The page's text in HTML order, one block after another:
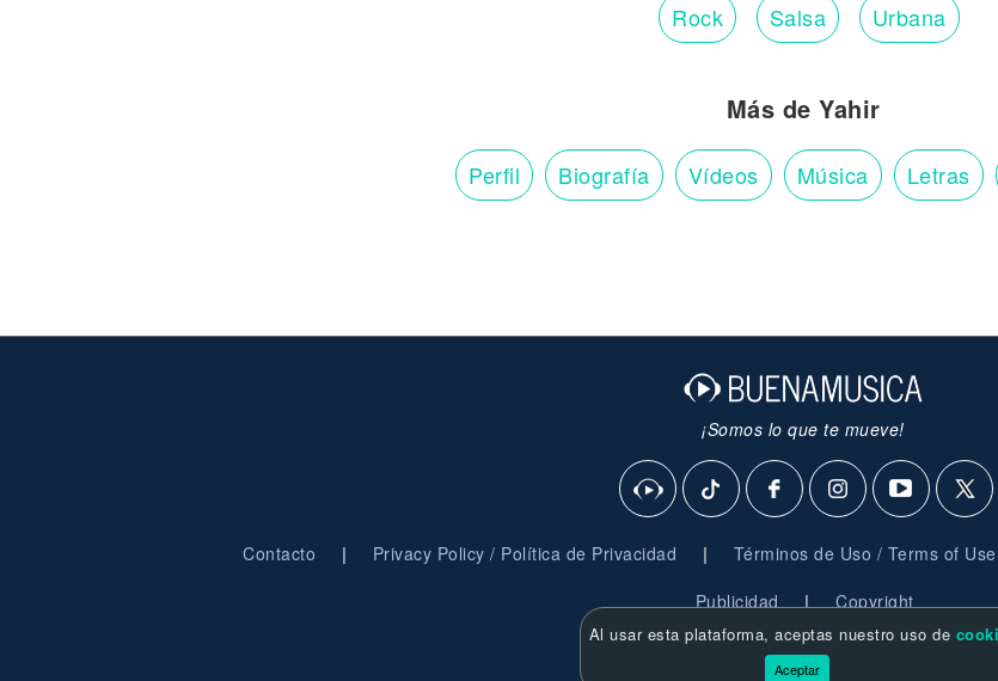
Rock Salsa Urbana
Más de Yahir
Perfil Biografía Vídeos Música Letras
¡Somos lo que te mueve!
Contacto | Privacy Policy / Política de Privacidad | Términos de Uso / Terms of Use
Publicidad | Copyright
© 2026 BuenaMusica.com - Derechos Reservados
Al usar esta plataforma, aceptas nuestro uso de
Aceptar